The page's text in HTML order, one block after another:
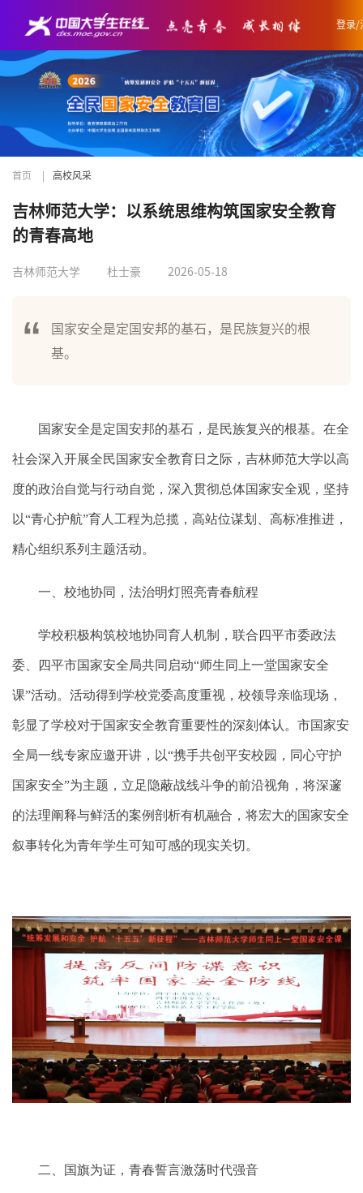
登录/
首页 高校风采
吉林师范大学：以系统思维构筑国家安全教育
的青春高地
吉林师范大学 杜士豪 2026-05-18
国家安全是定国安邦的基石，是民族复兴的根
基。
国家安全是定国安邦的基石，是民族复兴的根基。在全
社会深入开展全民国家安全教育日之际，吉林师范大学以高
度的政治自觉与行动自觉，深入贯彻总体国家安全观，坚持
以“青心护航”育人工程为总揽，高站位谋划、高标准推进，
精心组织系列主题活动。
一、校地协同，法治明灯照亮青春航程
学校积极构筑校地协同育人机制，联合四平市委政法
委、四平市国家安全局共同启动“师生同上一堂国家安全
课”活动。活动得到学校党委高度重视，校领导亲临现场，
彰显了学校对于国家安全教育重要性的深刻体认。市国家安
全局一线专家应邀开讲，以“携手共创平安校园，同心守护
国家安全”为主题，立足隐蔽战线斗争的前沿视角，将深邃
的法理阐释与鲜活的案例剖析有机融合，将宏大的国家安全
叙事转化为青年学生可知可感的现实关切。
二、国旗为证，青春誓言激荡时代强音